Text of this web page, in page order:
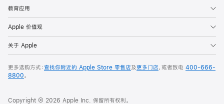
教育应用
Apple 价值观
关于 Apple
更多选购方式：查找你附近的 Apple Store 零售店及更多门店，或者致电 400-666-
8800。
Copyright © 2026 Apple Inc. 保留所有权利。